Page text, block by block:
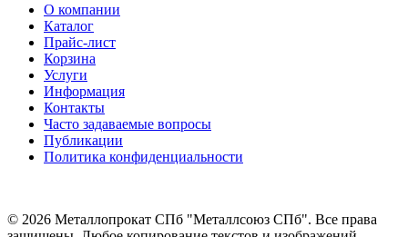
О компании
Каталог
Прайс-лист
Корзина
Услуги
Информация
Контакты
Часто задаваемые вопросы
Публикации
Политика конфиденциальности
© 2026 Металлопрокат СПб "Металлсоюз СПб". Все права